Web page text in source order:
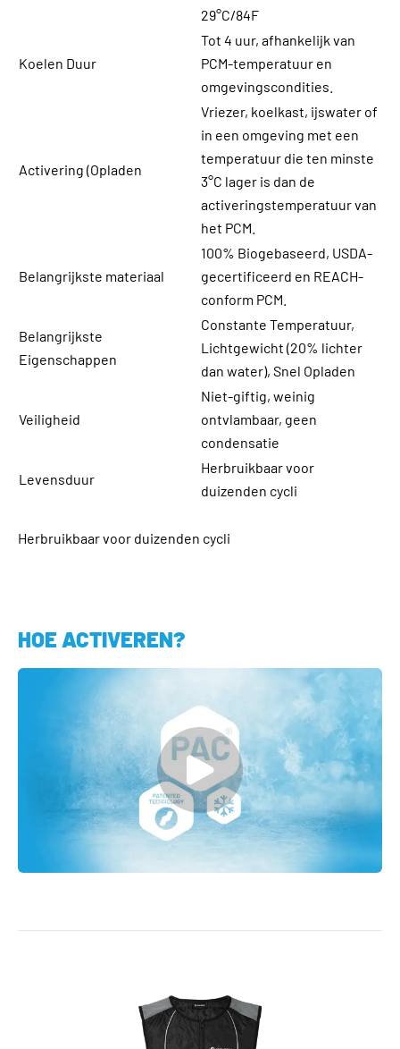
29°C/84F
Koelen Duur
Tot 4 uur, afhankelijk van
PCM-temperatuur en
omgevingscondities.
Activering (Opladen
Vriezer, koelkast, ijswater of
in een omgeving met een
temperatuur die ten minste
3°C lager is dan de
activeringstemperatuur van
het PCM.
Belangrijkste materiaal
100% Biogebaseerd, USDA-
gecertificeerd en REACH-
conform PCM.
Belangrijkste
Eigenschappen
Constante Temperatuur,
Lichtgewicht (20% lichter
dan water), Snel Opladen
Veiligheid
Niet-giftig, weinig
ontvlambaar, geen
condensatie
Levensduur
Herbruikbaar voor
duizenden cycli
Herbruikbaar voor duizenden cycli
HOE ACTIVEREN?